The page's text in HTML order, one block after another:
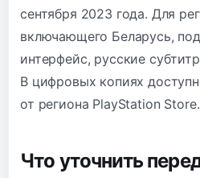
сентября 2023 года. Для
включающего Беларусь,
интерфейс, русские
В цифровых копиях
от региона PlayStation Store.
Что уточнить